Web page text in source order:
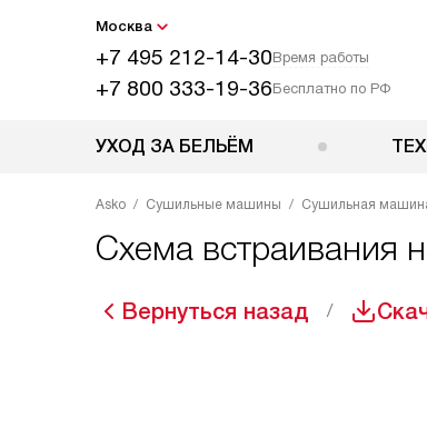
Москва
+7 495 212-14-30Время работы
+7 800 333-19-36Бесплатно по РФ
УХОД ЗА БЕЛЬЁМ
Asko Сушильные машины Сушильная
Схема встраивания
Вернуться назад